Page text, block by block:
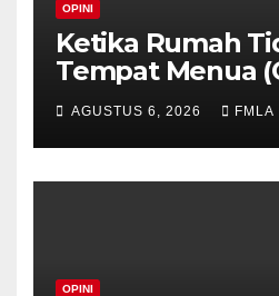
OPINI
Ketika Rumah
Tempat Menua
untuk Anak-
AGUSTUS 6, 2026 FMLA
OPINI